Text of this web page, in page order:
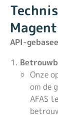
API-
Onze
om de
AFAS